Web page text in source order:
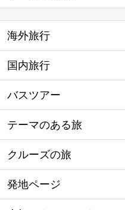
海外旅行
国内旅行
バスツアー
テーマのある旅
クルーズの旅
発地ページ